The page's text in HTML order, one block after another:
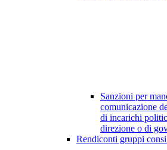
Sanzioni per
comunicazione
di incarichi
direzione o di
Rendiconti gruppi